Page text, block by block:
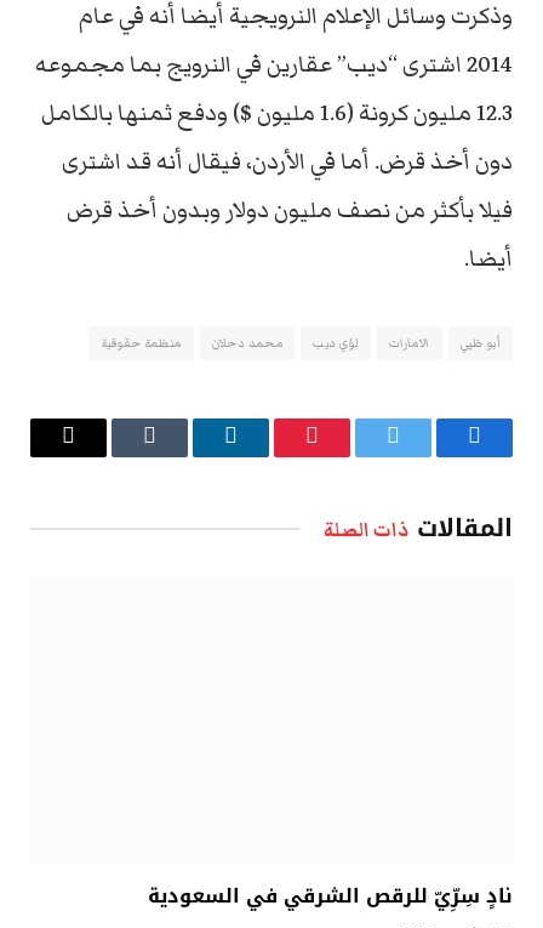
وذكرت وسائل الإعلام النرويجية أيضا أنه في عام
2014 اشترى “ديب” عقارين في النرويج بما مجموعه
12.3 مليون كرونة (1.6 مليون $) ودفع ثمنها بالكامل
دون أخذ قرض. أما في الأردن، فيقال أنه قد اشترى
فيلا بأكثر من نصف مليون دولار وبدون أخذ قرض
أيضا.
أبو ظبي الامارات لؤي ديب محمد دحلان منظمة حقوقية
فيسبوك تويتر بينتيريستلينكدإن Tumblr
البريد
المقالات ذات الصلة
نادٍ سِرِّيّ للرقص الشرقي في السعودية